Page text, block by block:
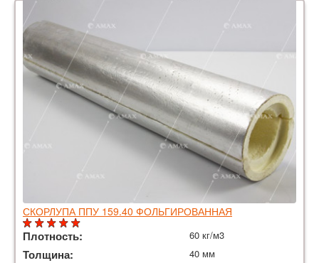
СКОРЛУПА ППУ 159.40 ФОЛЬГИРОВАННАЯ
Плотность: 60 кг/м3
Толщина: 40 мм